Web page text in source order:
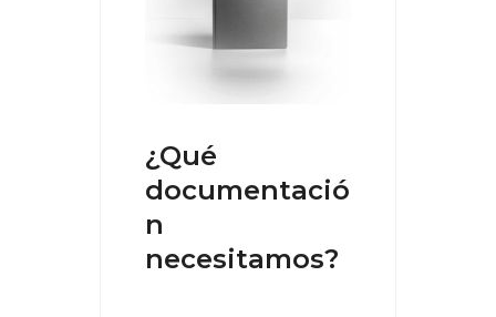
¿Qué
documentació
n
necesitamos?